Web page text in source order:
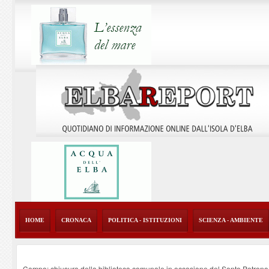
HOME CRONACA POLITICA - ISTITUZIONI SCIENZA - AMBIENTE